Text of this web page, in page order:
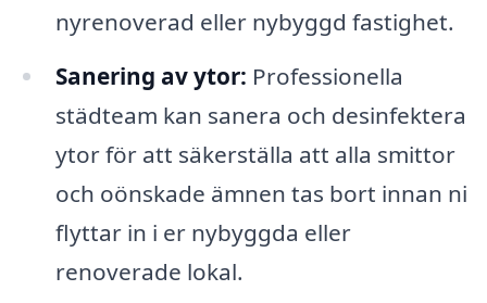
nyrenoverad eller nybyggd fastighet.
Sanering av ytor: Professionella
städteam kan sanera och desinfektera
ytor för att säkerställa att alla smittor
och oönskade ämnen tas bort innan ni
flyttar in i er nybyggda eller
renoverade lokal.